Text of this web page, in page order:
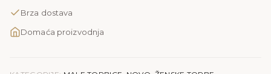
štep
količina
Brza dostava
Domaća proizvodnja